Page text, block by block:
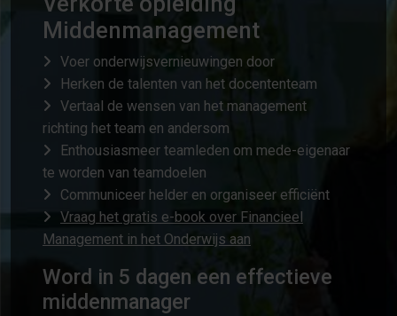
Middenmanagement
Voer onderwijsvernieuwingen door
Herken de talenten van het docententeam
Vertaal de wensen van het management
richting het team en andersom
Enthousiasmeer teamleden om mede-eigenaar
te worden van teamdoelen
Communiceer helder en organiseer efficiënt
Vraag het gratis e-book over Financieel
Management in het Onderwijs aan
Word in 5 dagen een effectieve
middenmanager